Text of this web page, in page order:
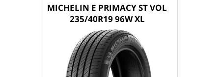
MICHELIN E PRIMACY ST VOL
235/40R19 96W XL